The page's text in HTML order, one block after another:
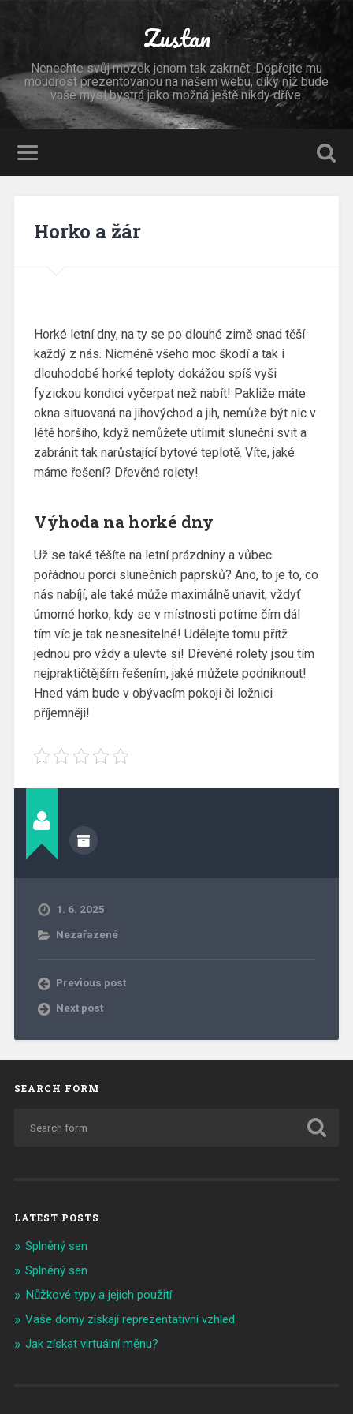
Zustan
Nenechte svůj mozek jenom tak zakrnět. Dopřejte mu
moudrost prezentovanou na našem webu, díky níž bude
vaše mysl bystrá jako možná ještě nikdy dříve.
Horko a žár
Horké letní dny, na ty se po dlouhé zimě snad těší
každý z nás. Nicméně všeho moc škodí a tak i
dlouhodobé horké teploty dokážou spíš vyši
fyzickou kondici vyčerpat než nabít! Pakliže máte
okna situovaná na jihovýchod a jih, nemůže být nic v
létě horšího, když nemůžete utlimit sluneční svit a
zabránit tak narůstající bytové teplotě. Víte, jaké
máme řešení? Dřevěné rolety!
Výhoda na horké dny
Už se také těšíte na letní prázdniny a vůbec
pořádnou porci slunečních paprsků? Ano, to je to, co
nás nabíjí, ale také může maximálně unavit, vždyť
úmorné horko, kdy se v místnosti potíme čím dál
tím víc je tak nesnesitelné! Udělejte tomu přítž
jednou pro vždy a ulevte si! Dřevěné rolety jsou tím
nejpraktičtějším řešením, jaké můžete podniknout!
Hned vám bude v obývacím pokoji či ložnici
příjemněji!
1. 6. 2025
Nezařazené
Previous post
Next post
SEARCH FORM
LATEST POSTS
Splněný sen
Splněný sen
Nůžkové typy a jejich použití
Vaše domy získají reprezentativní vzhled
Jak získat virtuální měnu?